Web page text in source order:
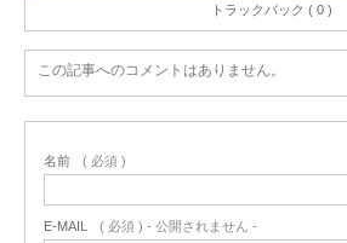
トラックバック ( 0 )
この記事へのコメントはありません。
名前 ( 必須 )
E-MAIL ( 必須 ) - 公開されません -